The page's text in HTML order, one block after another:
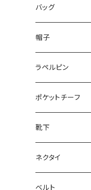
50/XL～
48/L
50/XL～
46/M
48/L
50/XL～
～25.5cm
26cm～
27cm～
28cm～
バッグ
帽子
ラペルピン
ポケットチーフ
靴下
ネクタイ
ベルト